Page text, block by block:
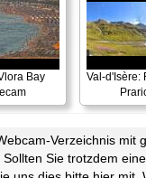
Bay
Val-d'Isère:
Verzeichnis mit
Sie trotzdem